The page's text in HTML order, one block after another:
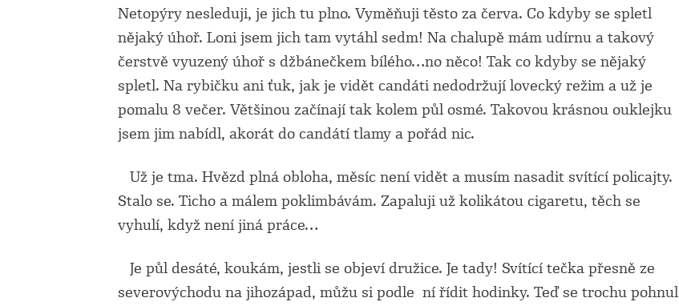
Netopýry nesleduji, je jich tu plno. Vyměňuji těsto za červa. Co kdyby se spletl
nějaký úhoř. Loni jsem jich tam vytáhl sedm! Na chalupě mám udírnu a takový
čerstvě vyuzený úhoř s džbánečkem bílého…no něco! Tak co kdyby se nějaký
spletl. Na rybičku ani ťuk, jak je vidět candáti nedodržují lovecký režim a už je
pomalu 8 večer. Většinou začínají tak kolem půl osmé. Takovou krásnou ouklejku
jsem jim nabídl, akorát do candátí tlamy a pořád nic.
Už je tma. Hvězd plná obloha, měsíc není vidět a musím nasadit svítící policajty.
Stalo se. Ticho a málem poklimbávám. Zapaluji už kolikátou cigaretu, těch se
vyhulí, když není jiná práce…
Je půl desáté, koukám, jestli se objeví družice. Je tady! Svítící tečka přesně ze
severovýchodu na jihozápad, můžu si podle ní řídit hodinky. Teď se trochu pohnul